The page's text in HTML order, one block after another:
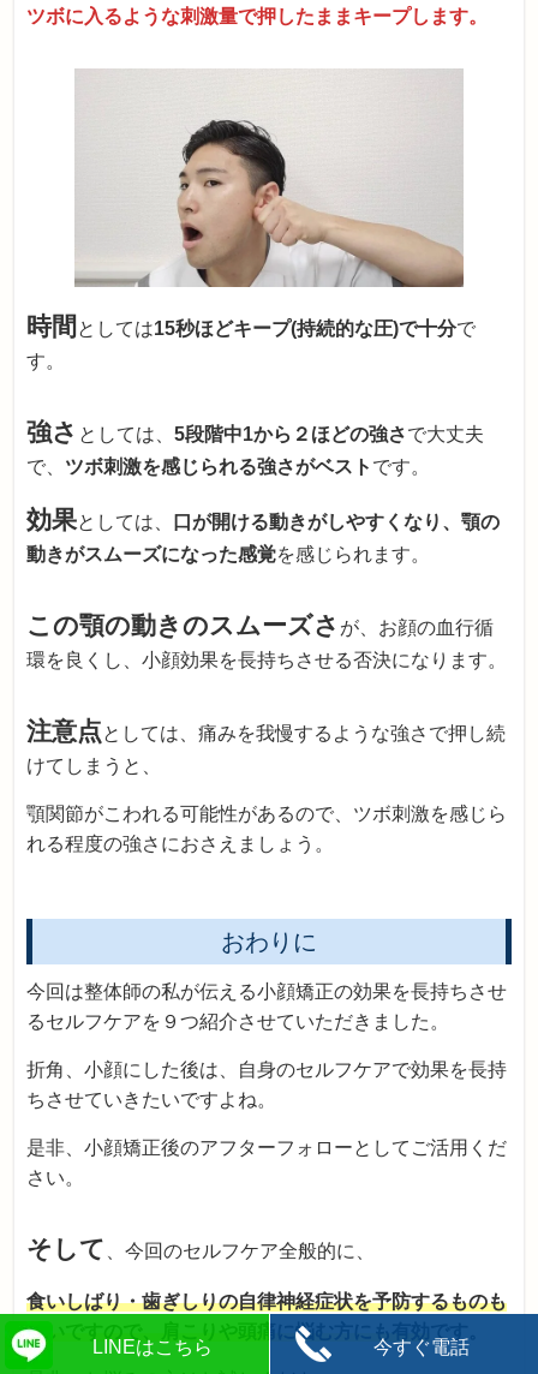
LINEはこちら 今すぐ電話
ツボに入るような刺激量で押したままキープします。
時間 としては15秒ほどキープ(持続的な圧)で十分で
す。
強さ としては、5段階中1から２ほどの強さで大丈夫
で、 ツボ刺激を感じられる強さがベスト です。
効果としては、
口が開ける動きがしやすくなり、顎の
動きがスムーズになった感覚を感じられます。
この顎の動きのスムーズさ が、お顔の血行循
環を良くし、小顔効果を長持ちさせる否決になります。
注意点としては、痛みを我慢するような強さで押し続
けてしまうと、
顎関節がこわれる可能性があるので、ツボ刺激を感じら
れる程度の強さにおさえましょう。
おわりに
今回は整体師の私が伝える小顔矯正の効果を長持ちさせ
るセルフケアを９つ紹介させていただきました。
折角、小顔にした後は、自身のセルフケアで効果を長持
ちさせていきたいですよね。
是非、小顔矯正後のアフターフォローとしてご活用くだ
さい。
そして 、今回のセルフケア全般的に、
食いしばり・歯ぎしりの自律神経症状を予防するものも
多いですので、肩こりや頭痛に悩む方にも有効